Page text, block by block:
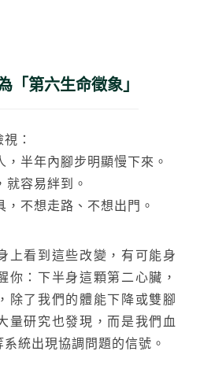
「第六生命徵象」
：
半年內腳步明顯慢下來。
就容易絆到。
不想走路、不想出門。
上看到這些改變，有可能身
你：下半身這顆第二心臟，
除了我們的體能下降或雙腳
量研究也發現，而是我們血
統出現協調問題的信號。